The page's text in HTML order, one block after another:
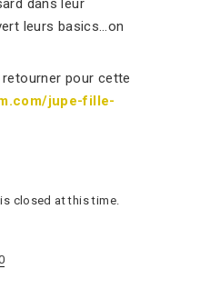
dans leur
leurs basics…on
pour cette
jupe-fille-
closed at this time.